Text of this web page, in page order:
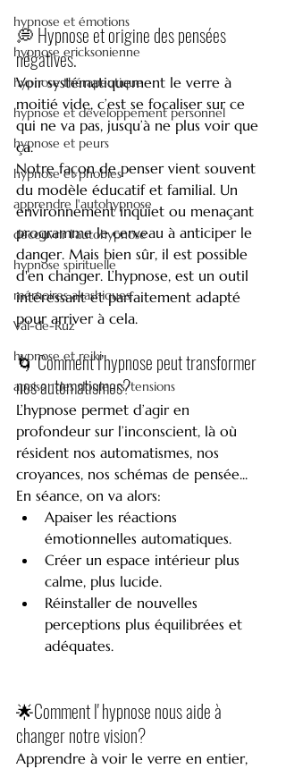
hypnose et émotions
hypnose ericksonienne
hypnose thérapeutique
hypnose et développement personnel
hypnose et peurs
hypnose et phobies
apprendre l'autohypnose
découvrir l'autohypnose
hypnose spirituelle
mémoires akashiques
Val-de-Ruz
hypnose et reiki
apaiser des douleurs/tensions
💭 Hypnose et origine des pensées
négatives.
Voir systématiquement le verre à
moitié vide, c’est se focaliser sur ce
qui ne va pas, jusqu’à ne plus voir que
ça.
Notre façon de penser vient souvent
du modèle éducatif et familial. Un
environnement inquiet ou menaçant
programme le cerveau à anticiper le
danger. Mais bien sûr, il est possible
d'en changer. L’hypnose, est un outil
intéressant et parfaitement adapté
pour arriver à cela.
🌀 Comment l’hypnose peut transformer
nos automatismes?
L’hypnose permet d’agir en
profondeur sur l’inconscient, là où
résident nos automatismes, nos
croyances, nos schémas de pensée...
En séance, on va alors:
Apaiser les réactions
émotionnelles automatiques.
Créer un espace intérieur plus
calme, plus lucide.
Réinstaller de nouvelles
perceptions plus équilibrées et
adéquates.
🌟Comment l' hypnose nous aide à
changer notre vision?
Apprendre à voir le verre en entier,